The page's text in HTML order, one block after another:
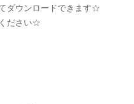
ダウンロードできます☆
ださい☆